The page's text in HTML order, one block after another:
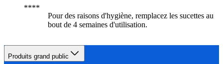
Pour des raisons d'hygiène, remplacez les sucettes au
bout de 4 semaines d'utilisation.
Produits grand public